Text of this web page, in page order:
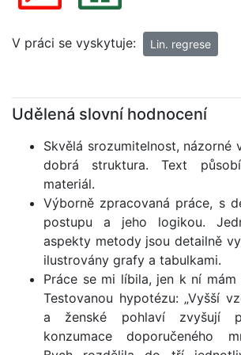
V práci se vyskytuje: Lin. regrese
Udělená slovní hodnocení
Skvělá srozumitelnost, názorné
dobrá struktura. Text
materiál.
Výborně zpracovaná práce, s
postupu a jeho logikou.
aspekty metody jsou detailně
ilustrovány grafy a tabulkami.
Práce se mi líbila, jen k ní
Testovanou hypotézu: „Vyšší
a ženské pohlaví zvyšují
konzumace doporučeného